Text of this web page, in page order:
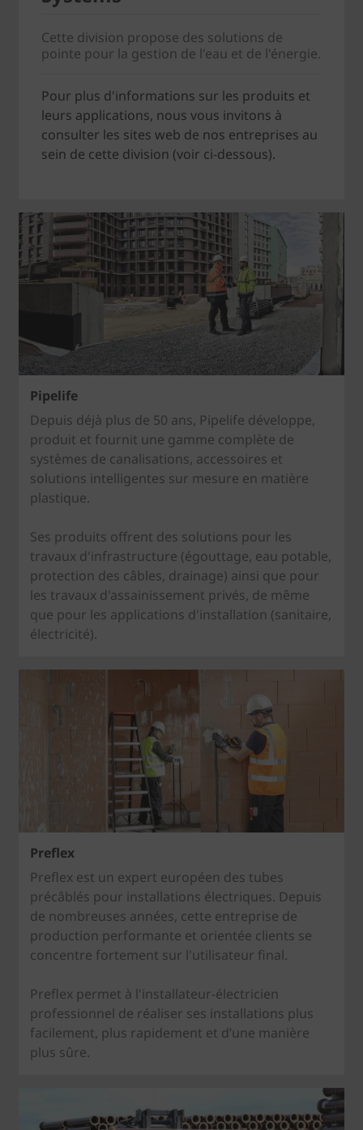
Cette division propose des solutions de
pointe pour la gestion de l'eau et de l'énergie.
Pour plus d'informations sur les produits et
leurs applications, nous vous invitons à
consulter les sites web de nos entreprises au
sein de cette division (voir ci-dessous).
Pipelife
Depuis déjà plus de 50 ans, Pipelife développe,
produit et fournit une gamme complète de
systèmes de canalisations, accessoires et
solutions intelligentes sur mesure en matière
plastique.
Ses produits offrent des solutions pour les
travaux d'infrastructure (égouttage, eau potable,
protection des câbles, drainage) ainsi que pour
les travaux d'assainissement privés, de même
que pour les applications d'installation (sanitaire,
électricité).
Preflex
Preflex est un expert européen des tubes
précâblés pour installations électriques. Depuis
de nombreuses années, cette entreprise de
production performante et orientée clients se
concentre fortement sur l'utilisateur final.
Preflex permet à l'installateur-électricien
professionnel de réaliser ses installations plus
facilement, plus rapidement et d’une manière
plus sûre.